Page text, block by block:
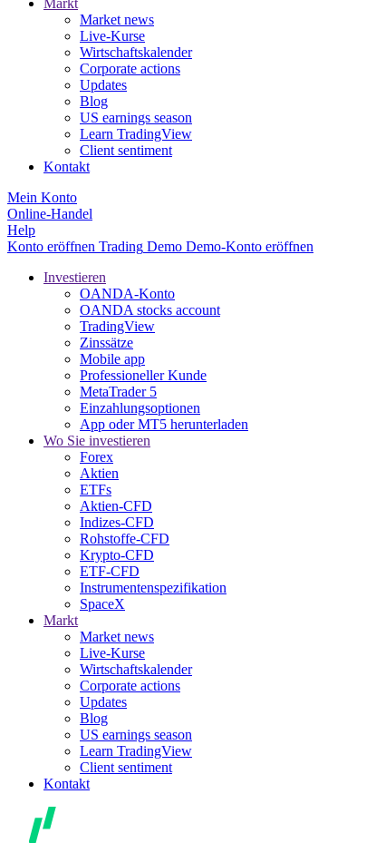
Market news
Live-Kurse
Wirtschaftskalender
Corporate actions
Updates
Blog
US earnings season
Learn TradingView
Client sentiment
Kontakt
Mein Konto
Online-Handel
Help
Konto eröffnen Trading Demo Demo-Konto eröffnen
Investieren
OANDA-Konto
OANDA stocks account
TradingView
Zinssätze
Mobile app
Professioneller Kunde
MetaTrader 5
Einzahlungsoptionen
App oder MT5 herunterladen
Wo Sie investieren
Forex
Aktien
ETFs
Aktien-CFD
Indizes-CFD
Rohstoffe-CFD
Krypto-CFD
ETF-CFD
Instrumentenspezifikation
SpaceX
Markt
Market news
Live-Kurse
Wirtschaftskalender
Corporate actions
Updates
Blog
US earnings season
Learn TradingView
Client sentiment
Kontakt